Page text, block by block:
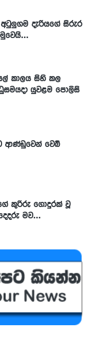
දැරියගේ සිරුර
කාලය සිහි කල
යුවළම පොලිසි
ආණ්ඩුවෙන් වෙබ්
කුරිරු ගොදුරක් වූ
මව...